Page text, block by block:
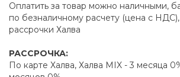
Оплатить за товар можно наличными,
по безналичному расчету (цена с
рассрочки Халва
РАССРОЧКА:
По карте Халва, Халва MIX - 3 месяца